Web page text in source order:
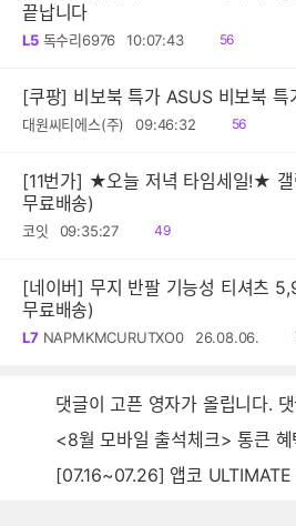
끝납니다
L5 독수리6976 10:07:43
읽
56
[쿠팡] 비보북 특가 ASUS 비보북 특
대원씨티에스(주) 09:46:32
읽
56
[11번가] ★오늘 저녁 타임세일!★
무료배송)
코잇 09:35:27
읽
49
[네이버] 무지 반팔 기능성 티셔츠
무료배송)
L7 NAPMKMCURUTXO0 26.08.06.
댓글이 고픈 영자가 올립니다.
<8월 모바일 출석체크> 통큰
[07.16~07.26] 앱코 ULTIMATE GX850